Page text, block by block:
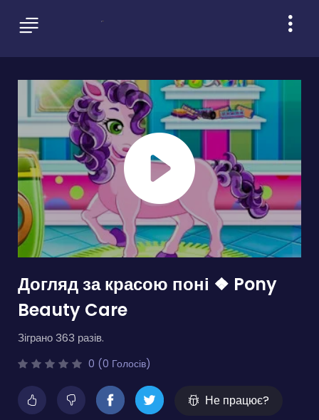
Догляд за красою поні ❖ Pony
Beauty Care
Зіграно 363 разів.
0 (0 Голосів)
Не працює?